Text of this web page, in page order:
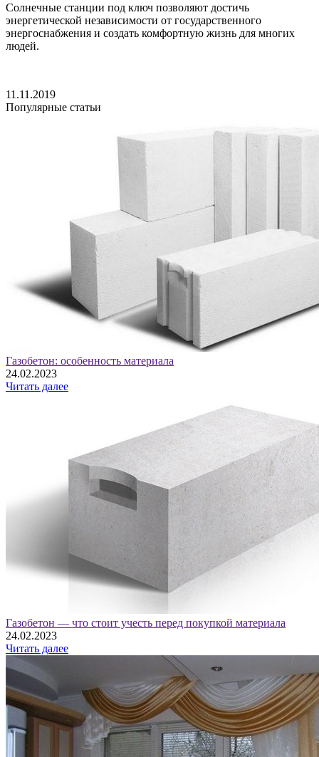
Солнечные станции под ключ позволяют достичь
энергетической независимости от государственного
энергоснабжения и создать комфортную жизнь для многих
людей.
11.11.2019
Популярные статьи
Газобетон: особенность материала
24.02.2023
Читать далее
Газобетон — что стоит учесть перед покупкой материала
24.02.2023
Читать далее